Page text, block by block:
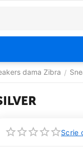
dama Zibra /
Scrie